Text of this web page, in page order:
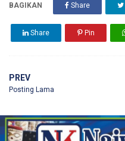
BAGIKAN Share
Share Pin
PREV
Posting Lama